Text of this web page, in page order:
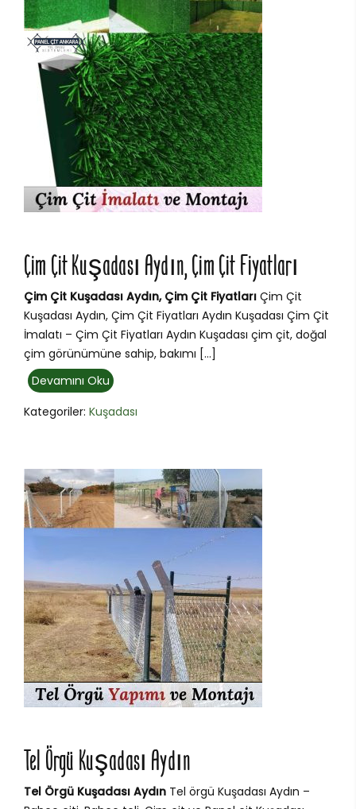
Çim Çit Kuşadası Aydın, Çim Çit Fiyatları
Çim Çit Kuşadası Aydın, Çim Çit Fiyatları Çim Çit
Kuşadası Aydın, Çim Çit Fiyatları Aydın Kuşadası Çim Çit
İmalatı – Çim Çit Fiyatları Aydın Kuşadası çim çit, doğal
çim görünümüne sahip, bakımı […]
Devamını Oku
Kategoriler: Kuşadası
Tel Örgü Kuşadası Aydın
Tel Örgü Kuşadası Aydın Tel örgü Kuşadası Aydın –